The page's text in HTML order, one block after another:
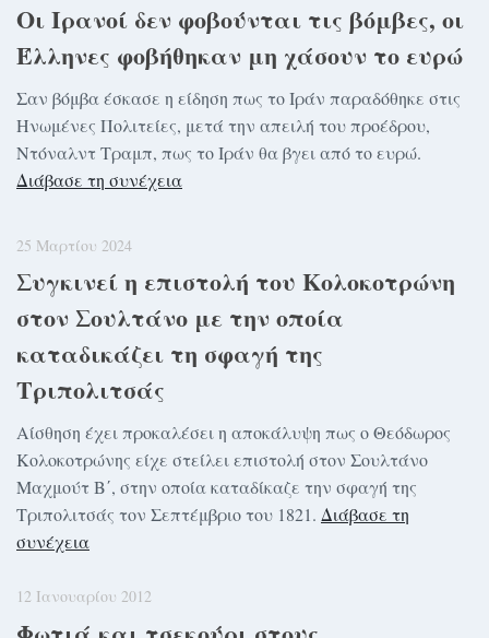
Οι Ιρανοί δεν φοβούνται τις βόμβες, οι
Έλληνες φοβήθηκαν μη χάσουν το ευρώ
Σαν βόμβα έσκασε η είδηση πως το Ιράν παραδόθηκε στις
Ηνωμένες Πολιτείες, μετά την απειλή του προέδρου,
Ντόναλντ Τραμπ, πως το Ιράν θα βγει από το ευρώ.
Διάβασε τη συνέχεια
25 Μαρτίου 2024
Συγκινεί η επιστολή του Κολοκοτρώνη
στον Σουλτάνο με την οποία
καταδικάζει τη σφαγή της
Τριπολιτσάς
Αίσθηση έχει προκαλέσει η αποκάλυψη πως ο Θεόδωρος
Κολοκοτρώνης είχε στείλει επιστολή στον Σουλτάνο
Μαχμούτ Β΄, στην οποία καταδίκαζε την σφαγή της
Τριπολιτσάς τον Σεπτέμβριο του 1821. Διάβασε τη
συνέχεια
12 Ιανουαρίου 2012